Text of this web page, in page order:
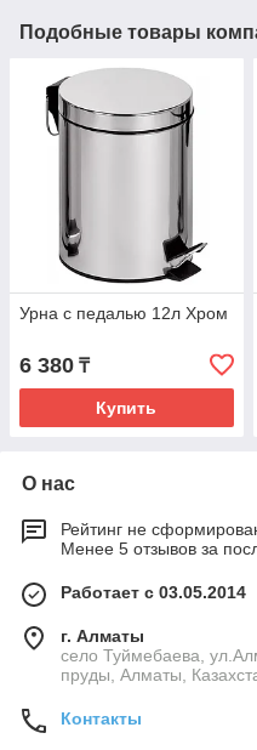
Подобные товары
Урна с педалью 12л Хром
6 380 ₸
Купить
О нас
Рейтинг не
Менее 5 отзывов за
Работает с 03.05.2014
г. Алматы
село Туймебаева,
пруды, Алматы,
Контакты